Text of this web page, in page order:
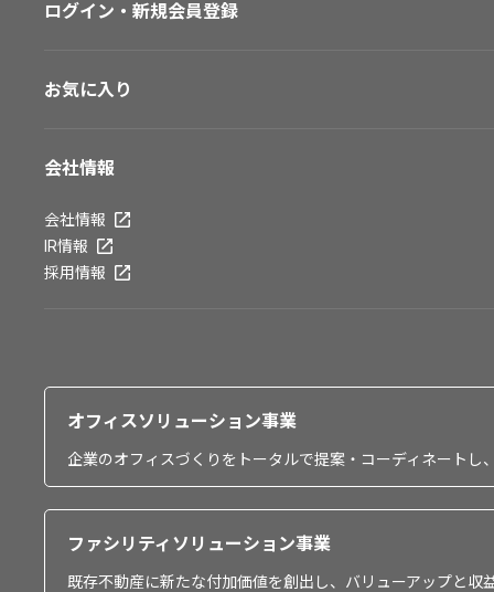
ログイン・新規会員登録
お気に入り
会社情報
会社情報
IR情報
採用情報
オフィスソリューション事業
企業のオフィスづくりをトータルで提案・コーディネート
ファシリティソリューション事業
既存不動産に新たな付加価値を創出し、バリューアップと収